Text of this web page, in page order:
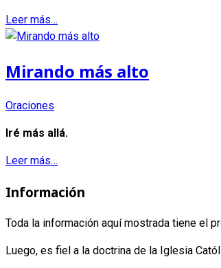
Leer más…
Mirando más alto
Oraciones
Iré más allá.
Leer más…
Información
Toda la información aquí mostrada tiene el
Luego, es fiel a la doctrina de la Iglesia